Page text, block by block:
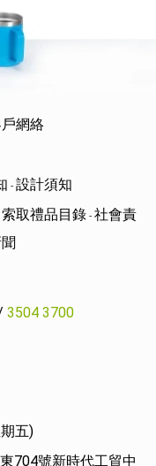
網絡
- 設計須知
索取禮品目錄 - 社會責
3504 3700
五)
704號新時代工貿中